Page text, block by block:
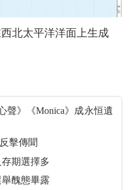
北太平洋洋面上生成
擊傳聞
勢 資金及存期選擇多
受 記協選舉醜態畢露